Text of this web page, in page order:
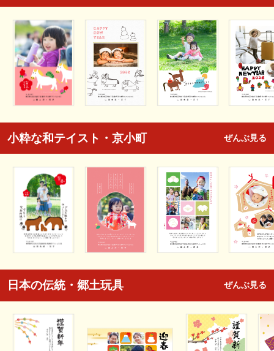
小粋な和テイスト・京小町 ぜんぶ見る
日本の伝統・郷土玩具 ぜんぶ見る